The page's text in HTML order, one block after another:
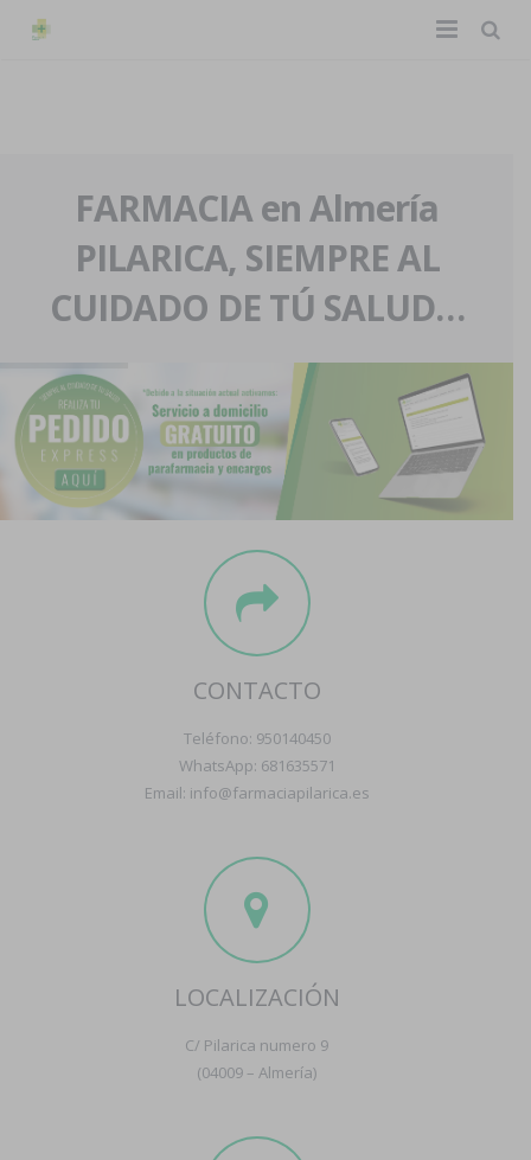
La farmacia
Nuestra historia
Nuestro equipo
Eventos
Servicios y reservas
Pedidos express
Blog
Contacto
Boletín
FARMACIA en Almería
PILARICA, SIEMPRE AL
CUIDADO DE TÚ SALUD…
CONTACTO
Teléfono: 950140450
WhatsApp: 681635571
Email: info@farmaciapilarica.es
LOCALIZACIÓN
C/ Pilarica numero 9
(04009 – Almería)